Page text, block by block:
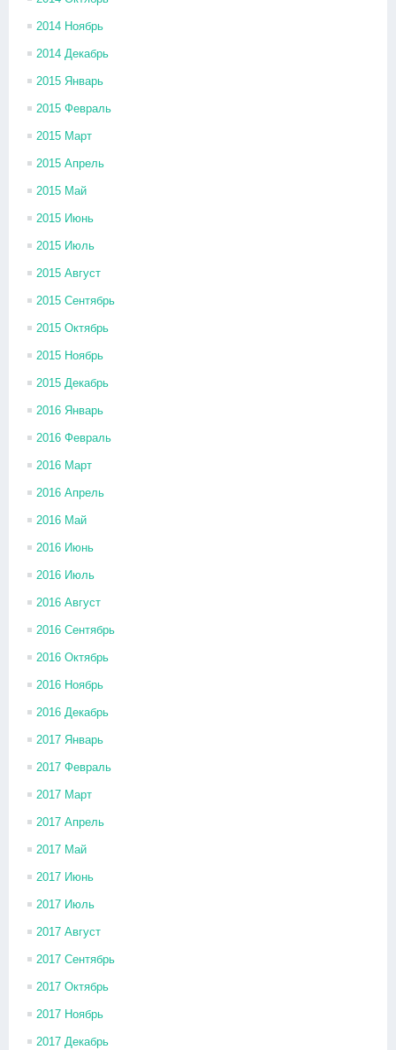
2014 Ноябрь
2014 Декабрь
2015 Январь
2015 Февраль
2015 Март
2015 Апрель
2015 Май
2015 Июнь
2015 Июль
2015 Август
2015 Сентябрь
2015 Октябрь
2015 Ноябрь
2015 Декабрь
2016 Январь
2016 Февраль
2016 Март
2016 Апрель
2016 Май
2016 Июнь
2016 Июль
2016 Август
2016 Сентябрь
2016 Октябрь
2016 Ноябрь
2016 Декабрь
2017 Январь
2017 Февраль
2017 Март
2017 Апрель
2017 Май
2017 Июнь
2017 Июль
2017 Август
2017 Сентябрь
2017 Октябрь
2017 Ноябрь
2017 Декабрь